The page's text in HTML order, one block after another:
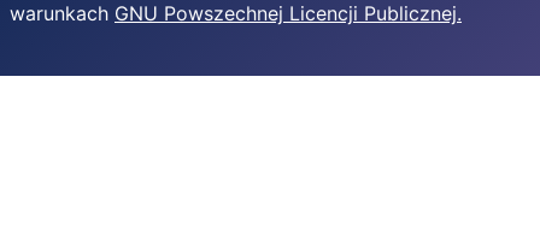
warunkach GNU Powszechnej Licencji Publicznej.